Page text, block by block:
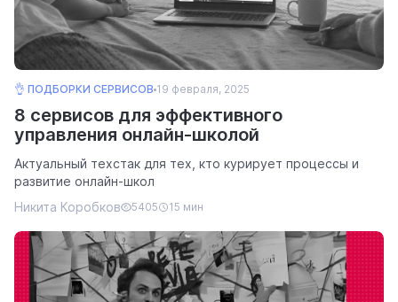
👌 ПОДБОРКИ СЕРВИСОВ 19 февраля, 2025
8 сервисов для эффективного
управления онлайн-школой
Актуальный техстак для тех, кто курирует процессы и
развитие онлайн-школ
Никита Коробков
5405 15 мин